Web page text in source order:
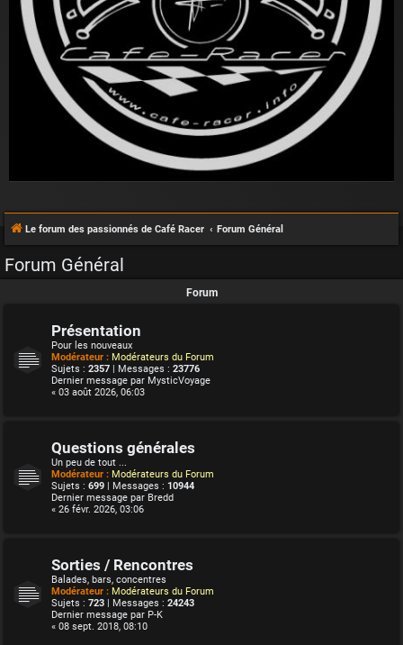
Le forum des passionnés de Café Racer Forum Général
Forum Général
Forum
Présentation
Pour les nouveaux
Modérateur : Modérateurs du Forum
Sujets : 2357 | Messages : 23776
Dernier message par MysticVoyage
« 03 août 2026, 06:03
Questions générales
Un peu de tout ...
Modérateur : Modérateurs du Forum
Sujets : 699 | Messages : 10944
Dernier message par Bredd
« 26 févr. 2026, 03:06
Sorties / Rencontres
Balades, bars, concentres
Modérateur : Modérateurs du Forum
Sujets : 723 | Messages : 24243
Dernier message par P-K
« 08 sept. 2018, 08:10